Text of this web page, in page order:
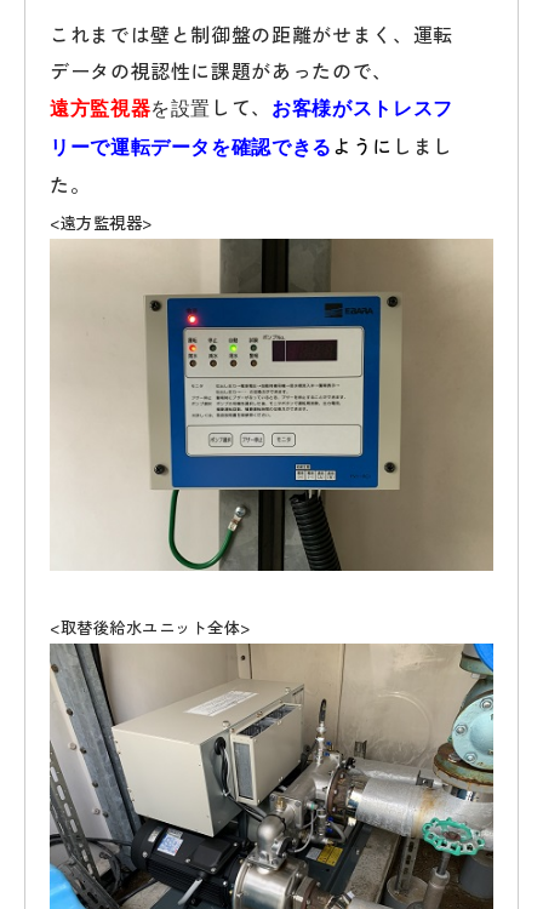
これまでは壁と制御盤の距離がせまく、運転
データの視認性に課題があったので、
遠方監視器を設置 して、
お客様がストレスフ
リーで運転データを確認できる ように しまし
た。
<遠方監視器>
<取替後給水ユニット全体>